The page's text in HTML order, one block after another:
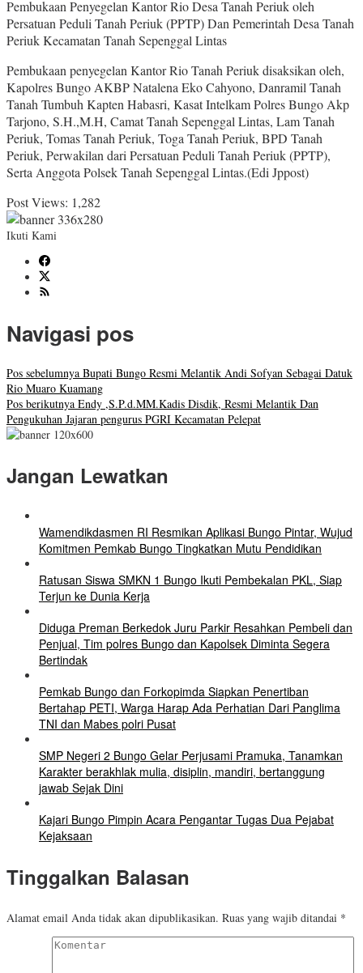
Pembukaan Penyegelan Kantor Rio Desa Tanah Periuk oleh
Persatuan Peduli Tanah Periuk (PPTP) Dan Pemerintah Desa Tanah
Periuk Kecamatan Tanah Sepenggal Lintas
Pembukaan penyegelan Kantor Rio Tanah Periuk disaksikan oleh,
Kapolres Bungo AKBP Natalena Eko Cahyono, Danramil Tanah
Tanah Tumbuh Kapten Habasri, Kasat Intelkam Polres Bungo Akp
Tarjono, S.H.,M.H, Camat Tanah Sepenggal Lintas, Lam Tanah
Periuk, Tomas Tanah Periuk, Toga Tanah Periuk, BPD Tanah
Periuk, Perwakilan dari Persatuan Peduli Tanah Periuk (PPTP),
Serta Anggota Polsek Tanah Sepenggal Lintas.(Edi Jppost)
Post Views: 1,282
Ikuti Kami
Navigasi pos
Pos sebelumnya Bupati Bungo Resmi Melantik Andi Sofyan Sebagai Datuk
Rio Muaro Kuamang
Pos berikutnya Endy ,S.P.d.MM.Kadis Disdik, Resmi Melantik Dan
Pengukuhan Jajaran pengurus PGRI Kecamatan Pelepat
Jangan Lewatkan
Wamendikdasmen RI Resmikan Aplikasi Bungo Pintar, Wujud
Komitmen Pemkab Bungo Tingkatkan Mutu Pendidikan
Ratusan Siswa SMKN 1 Bungo Ikuti Pembekalan PKL, Siap
Terjun ke Dunia Kerja
Diduga Preman Berkedok Juru Parkir Resahkan Pembeli dan
Penjual, Tim polres Bungo dan Kapolsek Diminta Segera
Bertindak
Pemkab Bungo dan Forkopimda Siapkan Penertiban
Bertahap PETI, Warga Harap Ada Perhatian Dari Panglima
TNI dan Mabes polri Pusat
SMP Negeri 2 Bungo Gelar Perjusami Pramuka, Tanamkan
Karakter berakhlak mulia, disiplin, mandiri, bertanggung
jawab Sejak Dini
Kajari Bungo Pimpin Acara Pengantar Tugas Dua Pejabat
Kejaksaan
Tinggalkan Balasan
Alamat email Anda tidak akan dipublikasikan. Ruas yang wajib ditandai *